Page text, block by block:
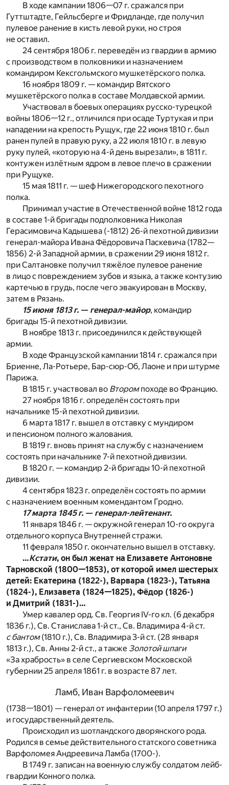
В ходе кампании 1806—07 г. сражался при
Гуттштадте, Гейльсберге и Фридланде, где получил
пулевое ранение в кисть левой руки, но строя
не оставил.
24 сентября 1806 г. переведён из гвардии в армию
с производством в полковники и назначением
командиром Кексгольмского мушкетёрского полка.
16 ноября 1809 г. — командир Вятского
мушкетёрского полка в составе Молдавской армии.
Участвовал в боевых операциях русско-турецкой
войны 1806—12 г., отличился при осаде Туртукая и при
нападении на крепость Рущук, где 22 июня 1810 г. был
ранен пулей в правую руку, а 22 июля 1810 г. в левую
руку пулей, «которую на 4-й день вырезали», в 1811 г.
контужен излётным ядром в левое плечо в сражении
при Рущуке.
15 мая 1811 г. — шеф Нижегородского пехотного
полка.
Принимал участие в Отечественной войне 1812 года
в составе 1-й бригады подполковника Николая
Герасимовича Кадышева (-1812) 26-й пехотной дивизии
генерал-майора Ивана Фёдоровича Паскевича (1782—
1856) 2-й Западной армии, в сражении 29 июня 1812 г.
при Салтановке получил тяжёлое пулевое ранение
в лицо с повреждением зубов и языка, а также контузию
картечью в грудь, после чего эвакуирован в Москву,
затем в Рязань.
15 июня 1813 г. — генерал-майор, командир
бригады 15-й пехотной дивизии.
В ноябре 1813 г. присоединился к действующей
армии.
В ходе Французской кампании 1814 г. сражался при
Бриенне, Ла-Ротьере, Бар-сюр-Об, Лаоне и при штурме
Парижа.
В 1815 г. участвовал во Второмпоходе во Францию.
27 ноября 1816 г. определён состоять при
начальнике 15-й пехотной дивизии.
6 марта 1817 г. вышел в отставку с мундиром
и пенсионом полного жалования.
В 1819 г. вновь принят на службу с назначением
состоять при начальнике 7-й пехотной дивизии.
В 1820 г. — командир 2-й бригады 10-й пехотной
дивизии.
4 сентября 1823 г. определён состоять по армии
с назначением военным комендантом Гродно.
17 марта 1845 г. — генерал-лейтенант.
11 января 1846 г. — окружной генерал 10-го округа
отдельного корпуса Внутренней стражи.
11 февраля 1850 г. окончательно вышел в отставку.
…Кстати, он был женат на Елизавете Антоновне
Тарновской (1800—1853), от которой имел шестерых
детей: Екатерина (1822-), Варвара (1823-), Татьяна
(1824-), Елизавета (1824—1825), Фёдор (1826-)
и Дмитрий (1831-)…
Умер кавалер орд. Св. Георгия IV-го кл. (6 декабря
1836 г.), Св. Станислава 1-й ст., Св. Владимира 4-й ст.
с бантом(1810 г.), Св. Владимира 3-й ст. (28 января
1813 г.), Св. Анны 2-й ст., а также Золотой шпаги
«За храбрость» в селе Сергиевском Московской
губернии 25 апреля 1861 г. в возрасте 87 лет.
Ламб, Иван Варфоломеевич
(1738—1801) — генерал от инфантерии (10 апреля 1797 г.)
и государственный деятель.
Происходил из шотландского дворянского рода.
Родился в семье действительного статского советника
Варфоломея Андреевича Ламба (1700-).
В 1749 г. записан на военную службу солдатом лейб-
гвардии Конного полка.